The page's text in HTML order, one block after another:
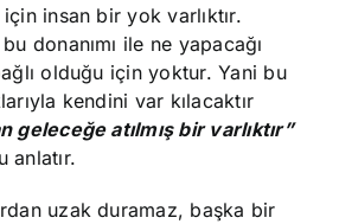
insan bir yok varlıktır.
donanımı ile ne yapacağı
olduğu için yoktur. Yani bu
kendini var kılacaktır
geleceğe atılmış bir varlıktır”
anlatır.
uzak duramaz, başka bir